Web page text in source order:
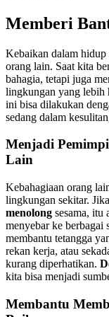
Memberi
Kebaikan dalam
orang lain. Saat kita
bahagia, tetapi juga
lingkungan yang lebih
ini bisa dilakukan
sedang dalam
Menjadi
Lain
Kebahagiaan orang
lingkungan sekitar.
menolong sesama, itu
menyebar ke
membantu tetangga
rekan kerja, atau
kurang diperhatikan.
kita bisa menjadi
Membantu